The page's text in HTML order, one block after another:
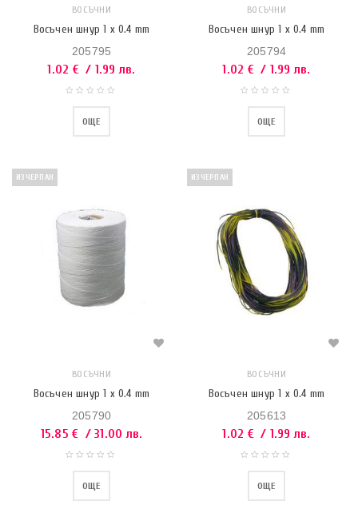
ВОСЪЧНИ
Восъчен шнур 1 x 0.4 mm
205795
1.02 € / 1.99 лв.
ОЩЕ
ВОСЪЧНИ
Восъчен шнур 1 x 0.4 mm
205794
1.02 € / 1.99 лв.
ОЩЕ
ИЗЧЕРПАН
ВОСЪЧНИ
Восъчен шнур 1 x 0.4 mm
205790
15.85€ / 31.00 лв.
ОЩЕ
ИЗЧЕРПАН
ВОСЪЧНИ
Восъчен шнур 1 x 0.4 mm
205613
1.02 € / 1.99 лв.
ОЩЕ